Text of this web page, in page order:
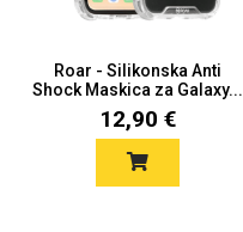
Roar - Silikonska Anti
Shock Maskica za Galaxy...
12,90 €
Za njega